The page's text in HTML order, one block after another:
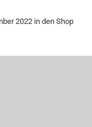
2022 in den Shop